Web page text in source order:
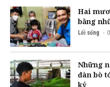
Hai
bằng
Lối sống
Những
đàn bò
kỷ